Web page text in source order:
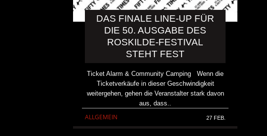
DAS FINALE LINE-UP FÜR
DIE 50. AUSGABE DES
ROSKILDE-FESTIVAL
STEHT FEST
Ticket Alarm & Community Camping Wenn die
Ticketverkäufe in dieser Geschwindigkeit
weitergehen, gehen die Veranstalter stark davon
aus, dass..
ALLGEMEIN 27 FEB.